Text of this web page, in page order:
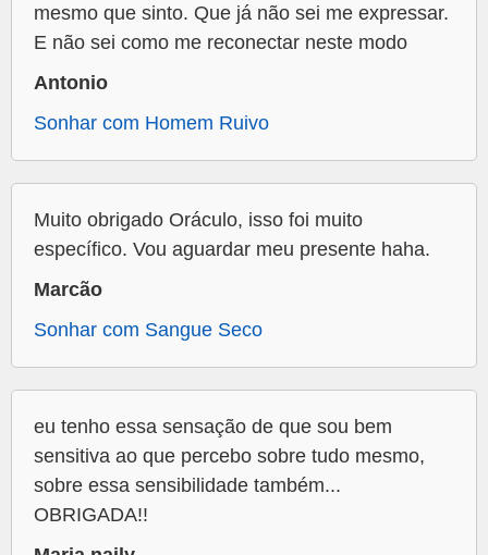
mesmo que sinto. Que já não sei me expressar.
E não sei como me reconectar neste modo
Antonio
Sonhar com Homem Ruivo
Muito obrigado Oráculo, isso foi muito
específico. Vou aguardar meu presente haha.
Marcão
Sonhar com Sangue Seco
eu tenho essa sensação de que sou bem
sensitiva ao que percebo sobre tudo mesmo,
sobre essa sensibilidade também...
OBRIGADA!!